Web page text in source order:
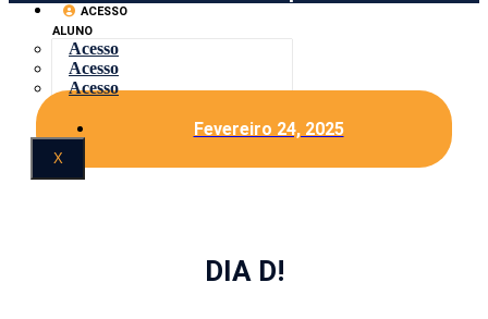
ACESSO
ALUNO
Acesso
Acesso
Acesso
X
Fevereiro 24, 2025
DIA D!